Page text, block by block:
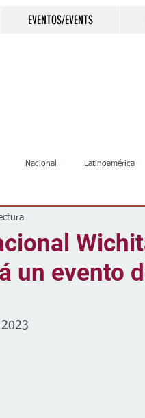
EVENTOS/EVENTS
Nacional Latinoamérica
Arte & Cultura
Desamparados
un evento